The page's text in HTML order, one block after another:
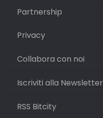
Partnership
Privacy
Collabora con noi
Iscriviti alla Newsletter
RSS Bitcity